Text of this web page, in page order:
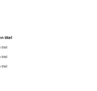
titel
titel
titel
titel